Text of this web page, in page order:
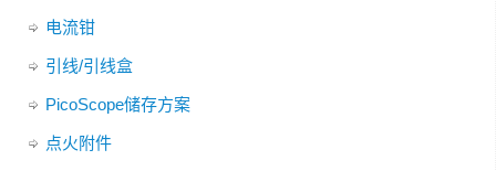
电流钳
引线/引线盒
PicoScope储存方案
点火附件